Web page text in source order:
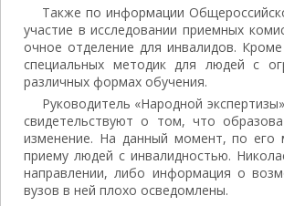
Также по информации
участие в исследовании приемных
очное отделение для инвалидов.
специальных методик для людей с
различных формах обучения.
Руководитель «Народной
свидетельствуют о том, что
изменение. На данный момент, по его
приему людей с инвалидностью.
направлении, либо информация о
вузов в ней плохо осведомлены.